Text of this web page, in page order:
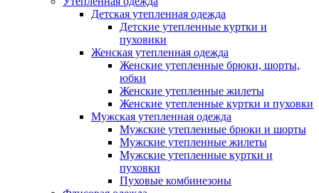
Детская утепленная одежда
Детские утепленные куртки и
пуховики
Женская утепленная одежда
Женские утепленные брюки, шорты,
юбки
Женские утепленные жилеты
Женские утепленные куртки и пуховки
Мужская утепленная одежда
Мужские утепленные брюки и шорты
Мужские утепленные жилеты
Мужские утепленные куртки и
пуховки
Пуховые комбинезоны